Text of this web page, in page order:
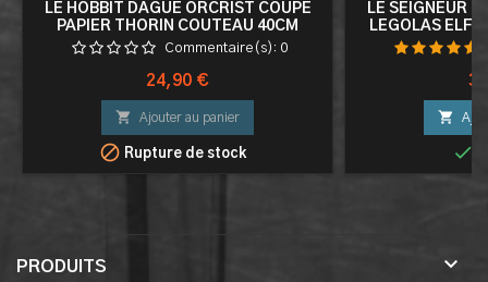
LE HOBBIT DAGUE ORCRIST COUPE
PAPIER THORIN COUTEAU 40CM
Commentaire(s): 0
Prix
24,90 €
 Ajouter au panier
 Rupture de stock
LE SEIGNEUR
LEGOLAS ELF
DAGUE


PRODUITS 